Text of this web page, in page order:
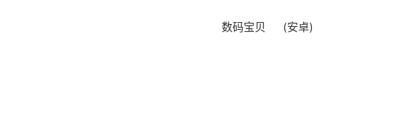
数码宝贝 (安卓)